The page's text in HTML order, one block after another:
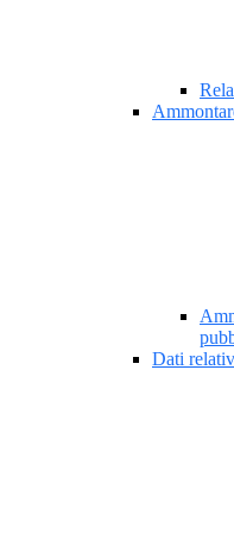
Dati